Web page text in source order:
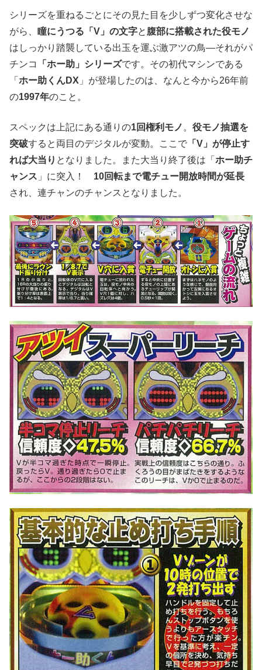
シリーズを重ねるごとにその見た目を少しずつ変化させな
がら、
瞳にうつる「V」の文字と 腹部に搭載された役モノ
はしっかり踏襲している出玉を運ぶ激アツの鳥―それがパ
チンコ
「ホー助」シリーズです。その初代マシンである
「 ホー助くんDX 」が登場したのは、なんと今から26年前
の1997年のこと。
スペックは上記にある通りの1回権利モノ。 役モノ抽選を
突破すると両目のデジタルが変動。ここで 「V」が停止す
れば大当り となりました。また大当り終了後は「 ホー助チ
ャンス 」に突入！ 10回転まで電チュー開放時間が延長
され、連チャンのチャンスとなりました。